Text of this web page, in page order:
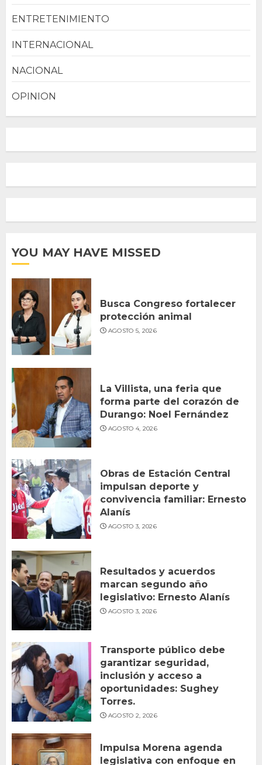
ENTRETENIMIENTO
INTERNACIONAL
NACIONAL
OPINION
YOU MAY HAVE MISSED
Busca Congreso fortalecer
protección animal
AGOSTO 5, 2026
La Villista, una feria que
forma parte del corazón de
Durango: Noel Fernández
AGOSTO 4, 2026
Obras de Estación Central
impulsan deporte y
convivencia familiar: Ernesto
Alanís
AGOSTO 3, 2026
Resultados y acuerdos
marcan segundo año
legislativo: Ernesto Alanís
AGOSTO 3, 2026
Transporte público debe
garantizar seguridad,
inclusión y acceso a
oportunidades: Sughey
Torres.
AGOSTO 2, 2026
Impulsa Morena agenda
legislativa con enfoque en